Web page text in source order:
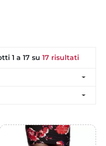
1 a 17 su 17 risultati